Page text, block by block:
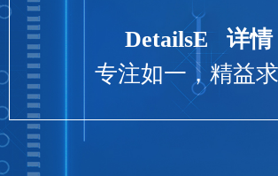
DetailsE 详情
专注如一，精益